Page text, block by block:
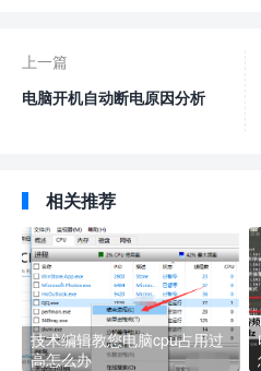
上一篇
电脑开机自动断电原因分析
相关推荐
技术编辑教您电脑cpu占用过
高怎么办